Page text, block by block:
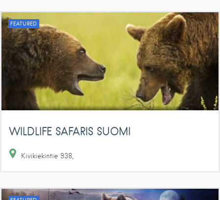
FEATURED
WILDLIFE SAFARIS SUOMI
Kivikiekintie 938